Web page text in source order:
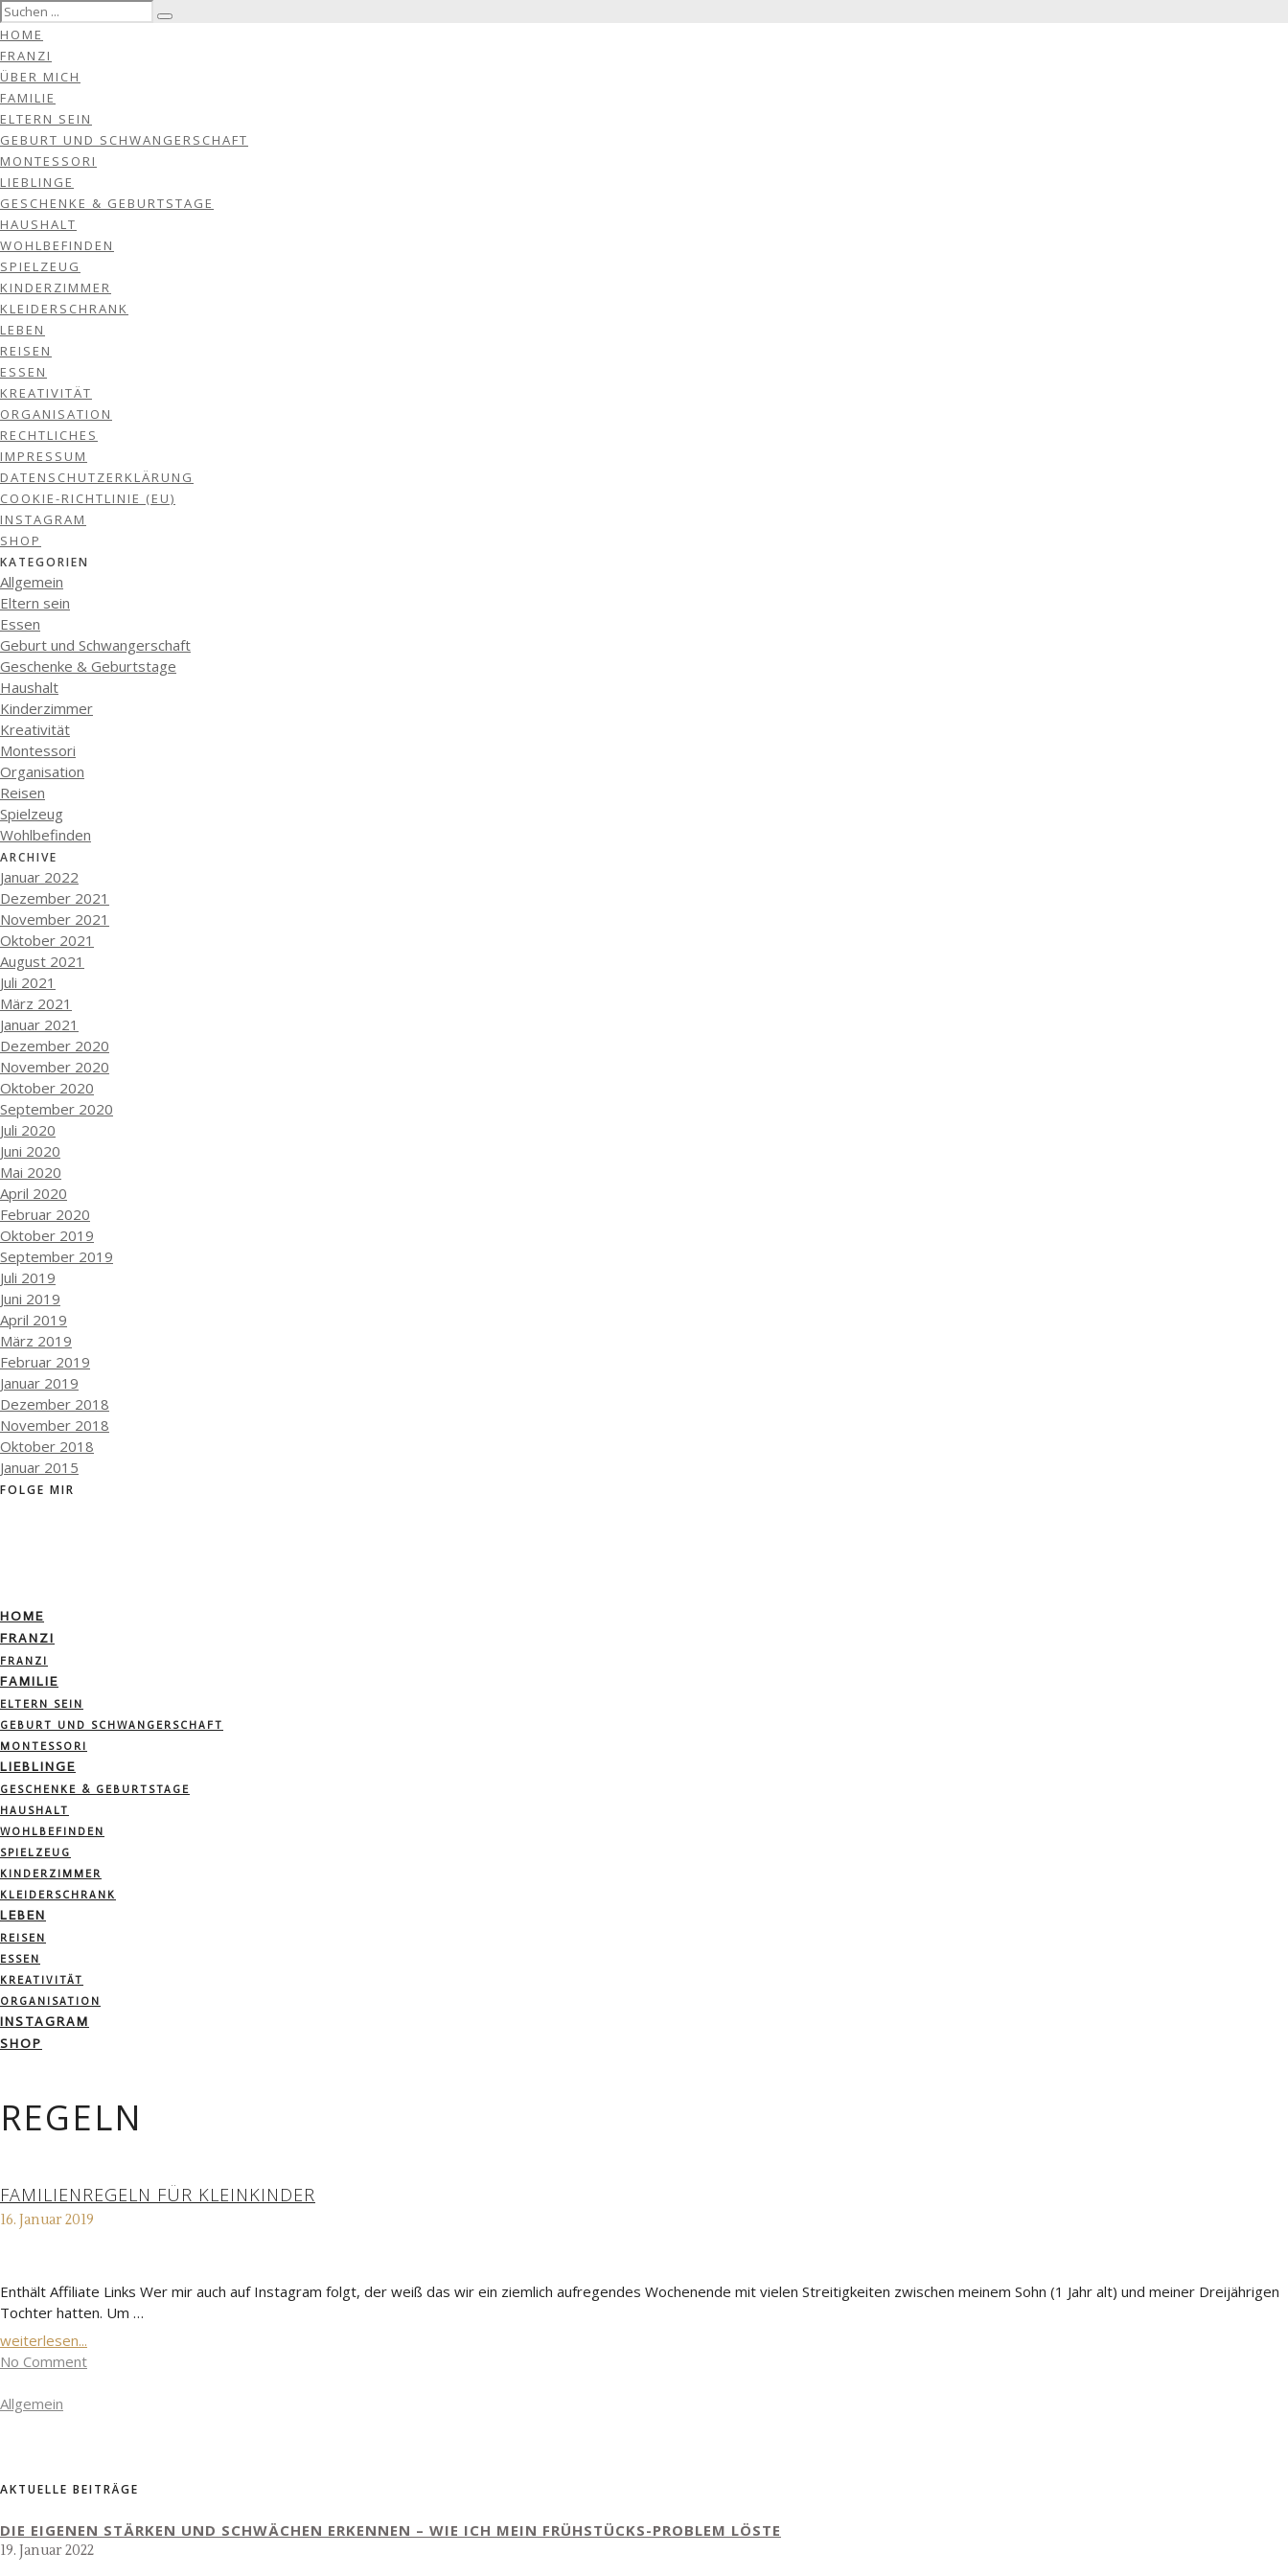
HOME
FRANZI
ÜBER MICH
FAMILIE
ELTERN SEIN
GEBURT UND SCHWANGERSCHAFT
MONTESSORI
LIEBLINGE
GESCHENKE & GEBURTSTAGE
HAUSHALT
WOHLBEFINDEN
SPIELZEUG
KINDERZIMMER
KLEIDERSCHRANK
LEBEN
REISEN
ESSEN
KREATIVITÄT
ORGANISATION
RECHTLICHES
IMPRESSUM
DATENSCHUTZERKLÄRUNG
COOKIE-RICHTLINIE (EU)
INSTAGRAM
SHOP
KATEGORIEN
Allgemein
Eltern sein
Essen
Geburt und Schwangerschaft
Geschenke & Geburtstage
Haushalt
Kinderzimmer
Kreativität
Montessori
Organisation
Reisen
Spielzeug
Wohlbefinden
ARCHIVE
Januar 2022
Dezember 2021
November 2021
Oktober 2021
August 2021
Juli 2021
März 2021
Januar 2021
Dezember 2020
November 2020
Oktober 2020
September 2020
Juli 2020
Juni 2020
Mai 2020
April 2020
Februar 2020
Oktober 2019
September 2019
Juli 2019
Juni 2019
April 2019
März 2019
Februar 2019
Januar 2019
Dezember 2018
November 2018
Oktober 2018
Januar 2015
FOLGE MIR
HOME
FRANZI
FRANZI
FAMILIE
ELTERN SEIN
GEBURT UND SCHWANGERSCHAFT
MONTESSORI
LIEBLINGE
GESCHENKE & GEBURTSTAGE
HAUSHALT
WOHLBEFINDEN
SPIELZEUG
KINDERZIMMER
KLEIDERSCHRANK
LEBEN
REISEN
ESSEN
KREATIVITÄT
ORGANISATION
INSTAGRAM
SHOP
REGELN
FAMILIENREGELN FÜR KLEINKINDER
16. Januar 2019
Enthält Affiliate Links Wer mir auch auf Instagram folgt, der weiß das wir ein ziemlich aufregendes Wochenende mit vielen Streitigkeiten zwischen meinem Sohn (1 Jahr alt) und meiner Dreijährigen
Tochter hatten. Um …
weiterlesen...
No Comment
Allgemein
AKTUELLE BEITRÄGE
DIE EIGENEN STÄRKEN UND SCHWÄCHEN ERKENNEN – WIE ICH MEIN FRÜHSTÜCKS-PROBLEM LÖSTE
19. Januar 2022